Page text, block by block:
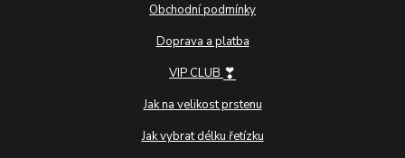
Obchodní podmínky
Doprava a platba
VIP CLUB ❣
Jak na velikost prstenu
Jak vybrat délku řetízku